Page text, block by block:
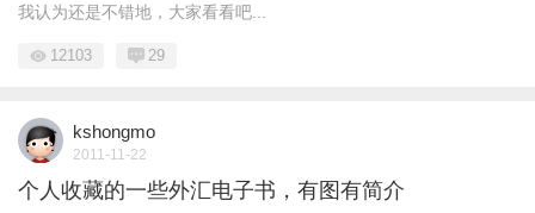
我认为还是不错地，大家看看吧...
12103 29
kshongmo
2011-11-22
个人收藏的一些外汇电子书，有图有简介